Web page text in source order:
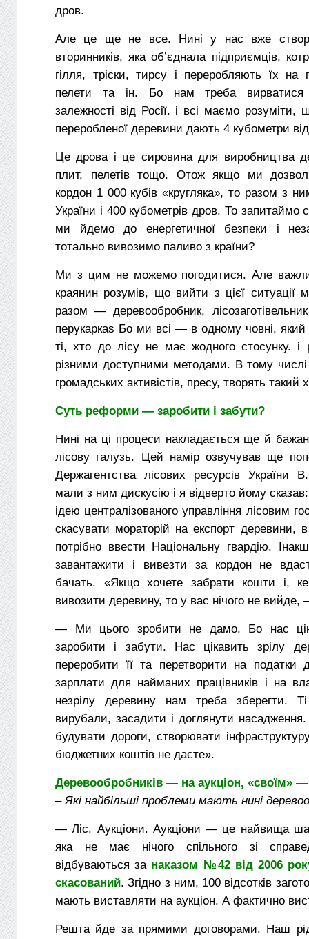
дров.
Але це ще не все. Нині у нас вже
вторинників, яка об’єднала підприємців,
гілля, тріски, тирсу і переробляють їх на
пелети та ін. Бо нам треба вирватися
залежності від Росії. і всі маємо розуміти,
переробленої деревини дають 4 кубометри
Це дрова і це сировина для виробництва
плит, пелетів тощо. Отож якщо ми
кордон 1 000 кубів «кругляка», то разом з
України і 400 кубометрів дров. То
ми йдемо до енергетичної безпеки і
тотально вивозимо паливо з країни?
Ми з цим не можемо погодитися. Але
краянин розумів, що вийти з цієї ситуації
разом — деревообробник,
перукаркаѕ Бо ми всі — в одному човні, який
ті, хто до лісу не має жодного стосунку. і
різними доступними методами. В тому
громадських активістів, пресу, творять такий
Суть реформи — заробити і забути?
Нині на ці процеси накладається ще й
лісову галузь. Цей намір озвучував ще
Держагентства лісових ресурсів України
мали з ним дискусію і я відверто йому
ідею централізованого управління лісовим
скасувати мораторій на експорт деревини, в
потрібно ввести Національну гвардію.
завантажити і вивезти за кордон не
бачать. «Якщо хочете забрати кошти і,
вивозити деревину, то у вас нічого не
— Ми цього зробити не дамо. Бо нас
заробити і забути. Нас цікавить зрілу
переробити її та перетворити на
зарплати для найманих працівників і на
незрілу деревину нам треба зберегти.
вирубали, засадити і доглянути
будувати дороги, створювати
бюджетних коштів не даєте».
Деревообробників — на аукціон, «своїм»
– Які найбільші проблеми мають нині
— Ліс. Аукціони. Аукціони — це найвища
яка не має нічого спільного зі
відбуваються за наказом №42 від 2006
скасований. Згідно з ним, 100 відсотків
мають виставляти на аукціон. А фактично
Решта йде за прямими договорами. Наш